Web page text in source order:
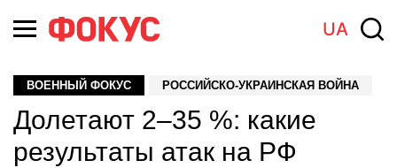
UA
ВОЕННЫЙ ФОКУС РОССИЙСКО-УКРАИНСКАЯ ВОЙНА
Долетают 2–35 %: какие
результаты атак на РФ